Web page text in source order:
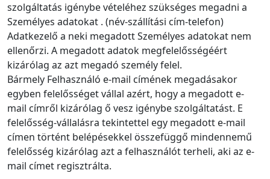
szolgáltatás igénybe vételéhez szükséges megadni a
Személyes adatokat . (név-szállítási cím-telefon)
Adatkezelő a neki megadott Személyes adatokat nem
ellenőrzi. A megadott adatok megfelelősségéért
kizárólag az azt megadó személy felel.
Bármely Felhasználó e-mail címének megadásakor
egyben felelősséget vállal azért, hogy a megadott e-
mail címről kizárólag ő vesz igénybe szolgáltatást. E
felelősség-vállalásra tekintettel egy megadott e-mail
címen történt belépésekkel összefüggő mindennemű
felelősség kizárólag azt a felhasználót terheli, aki az e-
mail címet regisztrálta.